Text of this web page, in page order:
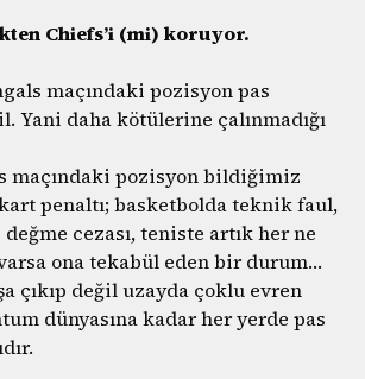
Chiefs’i (mi) koruyor.
maçındaki pozisyon pas
Yani daha kötülerine çalınmadığı
maçındaki pozisyon bildiğimiz
penaltı; basketbolda teknik faul,
cezası, teniste artık her ne
ona tekabül eden bir durum…
çıkıp değil uzayda çoklu evren
dünyasına kadar her yerde pas